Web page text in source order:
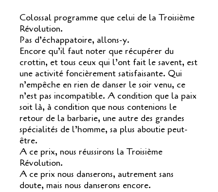
Colossal programme que celui de la Troisième
Révolution.
Pas d’échappatoire, allons-y.
Encore qu’il faut noter que récupérer du
crottin, et tous ceux qui l’ont fait le savent, est
une activité foncièrement satisfaisante. Qui
n’empêche en rien de danser le soir venu, ce
n’est pas incompatible. A condition que la paix
soit là, à condition que nous contenions le
retour de la barbarie, une autre des grandes
spécialités de l’homme, sa plus aboutie peut-
être.
A ce prix, nous réussirons la Troisième
Révolution.
A ce prix nous danserons, autrement sans
doute, mais nous danserons encore.